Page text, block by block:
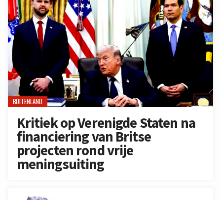
BUITENLAND
Kritiek op Verenigde Staten na
financiering van Britse
projecten rond vrije
meningsuiting